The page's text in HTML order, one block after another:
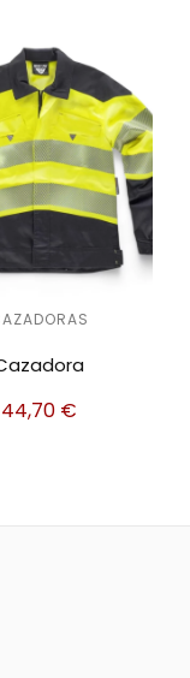
CAZADORAS
Cazadora
38,30€